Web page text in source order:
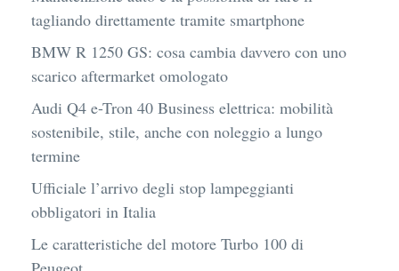
tagliando direttamente tramite smartphone
BMW R 1250 GS: cosa cambia davvero con uno
scarico aftermarket omologato
Audi Q4 e-Tron 40 Business elettrica: mobilità
sostenibile, stile, anche con noleggio a lungo
termine
Ufficiale l’arrivo degli stop lampeggianti
obbligatori in Italia
Le caratteristiche del motore Turbo 100 di